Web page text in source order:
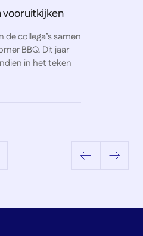
collega’s samen
BBQ. Dit jaar
in het teken